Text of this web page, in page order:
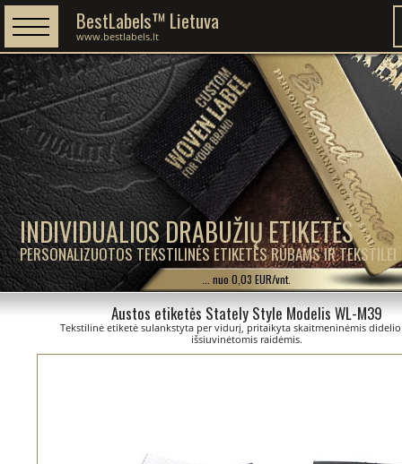
INDIVIDUALIOS DRABUŽIŲ ETIKETĖS
PERSONALIZUOTOS TEKSTILINĖS ETIKETĖS RŪBAMS IR TEKSTILEI
BestLabels™ Lietuva
www.bestlabels.lt
... nuo 0,03 EUR/vnt.
Austos etiketės Stately Style Modelis WL-M39
Tekstilinė etiketė sulankstyta per vidurį, pritaikyta skaitmeninėmis
išsiuvinėtomis raidėmis.